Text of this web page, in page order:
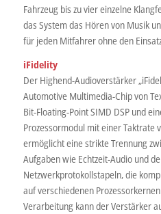
Fahrzeug bis zu vier einzelne
das System das Hören von Musik
für jeden Mitfahrer ohne den
iFidelity
Der Highend-Audioverstärker
Automotive Multimedia-Chip von
Bit-Floating-Point SIMD DSP und
Prozessormodul mit einer Taktrate
ermöglicht eine strikte Trennung
Aufgaben wie Echtzeit-Audio und
Netzwerkprotokollstapeln, die
auf verschiedenen
Verarbeitung kann der Verstärker